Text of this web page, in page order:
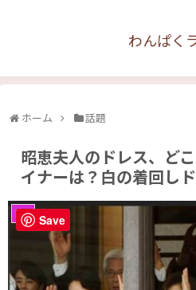
わんぱく
ホーム 話題
昭恵夫人のドレス、ど
イナーは？白の着回し
話題 Save